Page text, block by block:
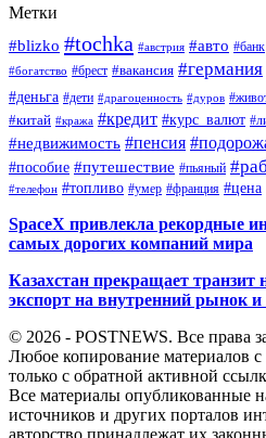
Метки
#blizko #tochka #австрия #авто #банк
#богатство #брест #вакансия #германия
#деньга #дети #драгоценность #дуров
#китай #кража #кредит #курс_валют
#недвижимость #пенсия
#пособие #путешествие #пьяный
#телефон #топливо #умер #франция #цена
SpaceX привлекла рекордные
самых дорогих компаний мира
Казахстан прекращает
экспорт на внутренний рынок
© 2026 - POSTNEWS. Все права
Любое копирование материалов с
только с обратной активной
Все материалы опубликованные
источников и других порталов
авторство принадлежат их